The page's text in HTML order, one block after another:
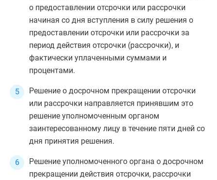
о предоставлении отсрочки или рассрочки
начиная со дня вступления в силу решения о
предоставлении отсрочки или рассрочки за
период действия отсрочки (рассрочки), и
фактически уплаченными суммами и
процентами.
Решение о досрочном прекращении отсрочки
или рассрочки направляется принявшим это
решение уполномоченным органом
заинтересованному лицу в течение пяти дней со
дня принятия решения.
Решение уполномоченного органа о досрочном
прекращении действия отсрочки, рассрочки